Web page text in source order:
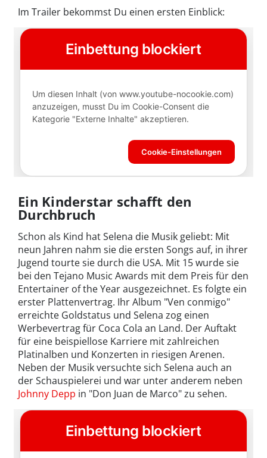
Im Trailer bekommst Du einen ersten Einblick:
Ein Kinderstar schafft den
Durchbruch
Schon als Kind hat Selena die Musik geliebt: Mit
neun Jahren nahm sie die ersten Songs auf, in ihrer
Jugend tourte sie durch die USA. Mit 15 wurde sie
bei den Tejano Music Awards mit dem Preis für den
Entertainer of the Year ausgezeichnet. Es folgte ein
erster Plattenvertrag. Ihr Album "Ven conmigo"
erreichte Goldstatus und Selena zog einen
Werbevertrag für Coca Cola an Land. Der Auftakt
für eine beispiellose Karriere mit zahlreichen
Platinalben und Konzerten in riesigen Arenen.
Neben der Musik versuchte sich Selena auch an
der Schauspielerei und war unter anderem neben
Johnny Depp in "Don Juan de Marco" zu sehen.